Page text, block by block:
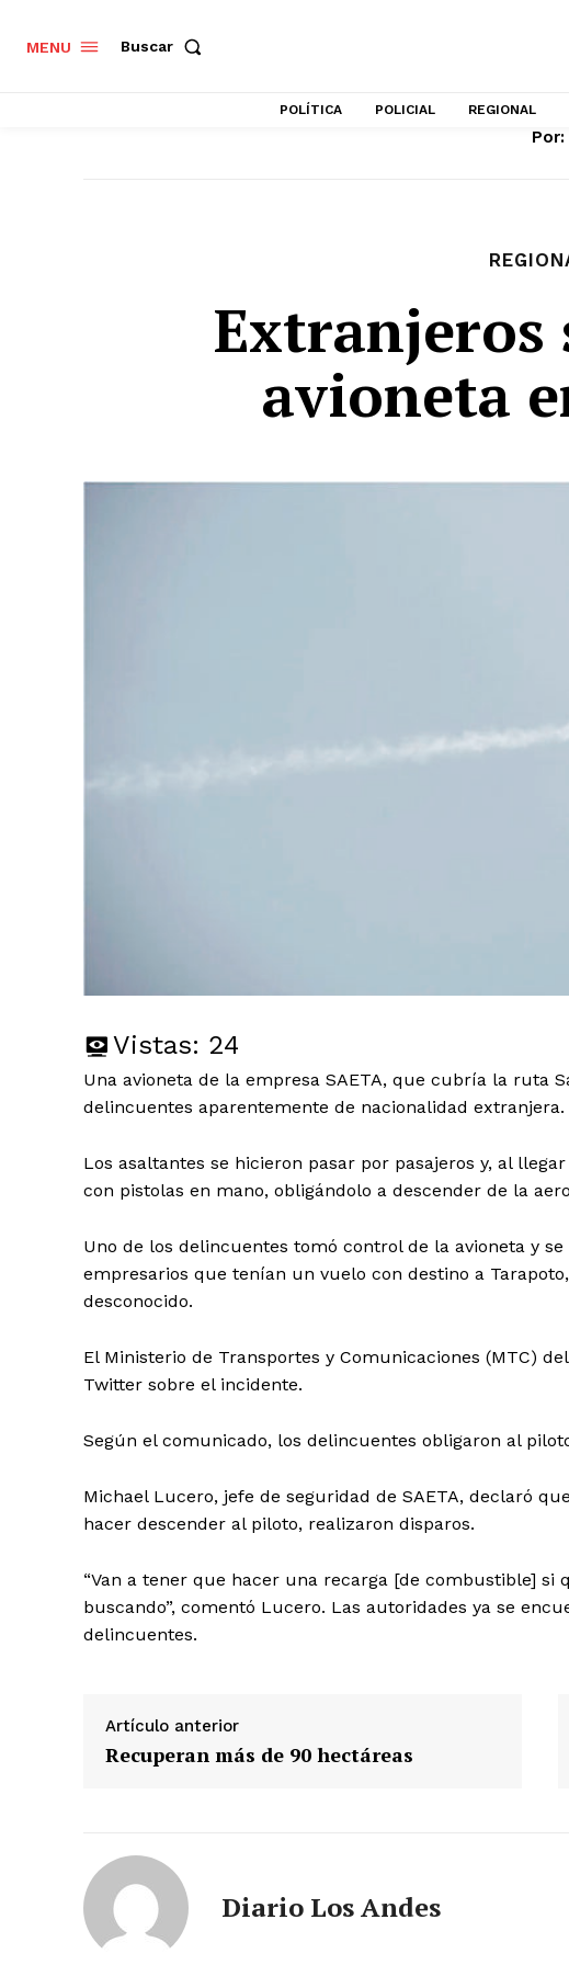
MENU Buscar
POLÍTICA POLICIAL REGIONAL
Por:
Extranjeros
avioneta
Vistas: 24
Una avioneta de la empresa SAETA, que cubría la ruta
delincuentes aparentemente de nacionalidad extranjera.
Los asaltantes se hicieron pasar por pasajeros y, al
con pistolas en mano, obligándolo a descender de la
Uno de los delincuentes tomó control de la avioneta y
empresarios que tenían un vuelo con destino a
desconocido.
El Ministerio de Transportes y Comunicaciones (MTC)
Twitter sobre el incidente.
Según el comunicado, los delincuentes obligaron al
Michael Lucero, jefe de seguridad de SAETA, declaró
hacer descender al piloto, realizaron disparos.
“Van a tener que hacer una recarga [de combustible] si
buscando”, comentó Lucero. Las autoridades ya se
delincuentes.
Artículo anterior
Recuperan más de 90 hectáreas
Diario Los Andes